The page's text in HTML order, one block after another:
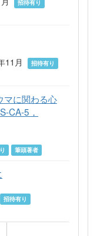
招待有り
11月
招待有り
マに関わる心
CA-5，
筆頭著者
招待有り